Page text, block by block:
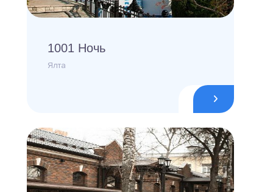
1001 Ночь
Ялта